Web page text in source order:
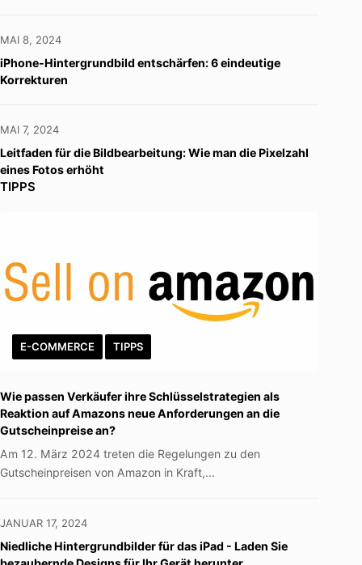
MAI 8, 2024
iPhone-Hintergrundbild entschärfen: 6 eindeutige
Korrekturen
MAI 7, 2024
Leitfaden für die Bildbearbeitung: Wie man die Pixelzahl
eines Fotos erhöht
TIPPS
E-COMMERCE TIPPS
Wie passen Verkäufer ihre Schlüsselstrategien als
Reaktion auf Amazons neue Anforderungen an die
Gutscheinpreise an?
Am 12. März 2024 treten die Regelungen zu den
Gutscheinpreisen von Amazon in Kraft,...
JANUAR 17, 2024
Niedliche Hintergrundbilder für das iPad - Laden Sie